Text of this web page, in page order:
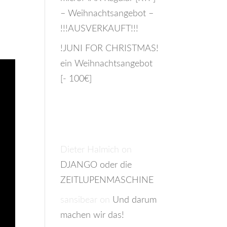
– Weihnachtsangebot –
!!!AUSVERKAUFT!!!
!JUNI FOR CHRISTMAS!
ein Weihnachtsangebot
[- 100€]
Dieter Halmich on
DJANGO oder die
ZEITLUPENMASCHINE
sansibear on Und darum
machen wir das!